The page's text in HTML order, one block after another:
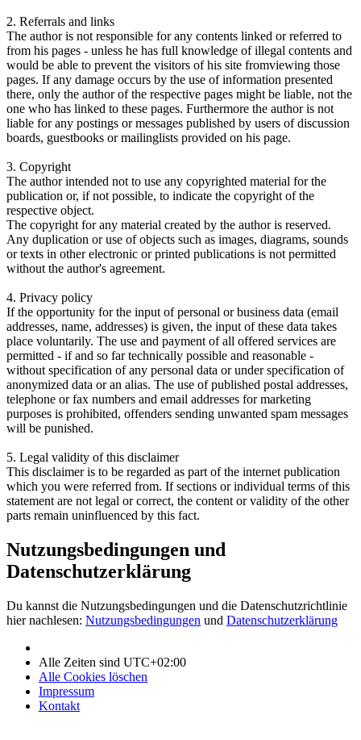
2. Referrals and links
The author is not responsible for any contents linked or referred to
from his pages - unless he has full knowledge of illegal contents and
would be able to prevent the visitors of his site fromviewing those
pages. If any damage occurs by the use of information presented
there, only the author of the respective pages might be liable, not the
one who has linked to these pages. Furthermore the author is not
liable for any postings or messages published by users of discussion
boards, guestbooks or mailinglists provided on his page.
3. Copyright
The author intended not to use any copyrighted material for the
publication or, if not possible, to indicate the copyright of the
respective object.
The copyright for any material created by the author is reserved.
Any duplication or use of objects such as images, diagrams, sounds
or texts in other electronic or printed publications is not permitted
without the author's agreement.
4. Privacy policy
If the opportunity for the input of personal or business data (email
addresses, name, addresses) is given, the input of these data takes
place voluntarily. The use and payment of all offered services are
permitted - if and so far technically possible and reasonable -
without specification of any personal data or under specification of
anonymized data or an alias. The use of published postal addresses,
telephone or fax numbers and email addresses for marketing
purposes is prohibited, offenders sending unwanted spam messages
will be punished.
5. Legal validity of this disclaimer
This disclaimer is to be regarded as part of the internet publication
which you were referred from. If sections or individual terms of this
statement are not legal or correct, the content or validity of the other
parts remain uninfluenced by this fact.
Nutzungsbedingungen und
Datenschutzerklärung
Du kannst die Nutzungsbedingungen und die Datenschutzrichtlinie
hier nachlesen: Nutzungsbedingungen und Datenschutzerklärung
Alle Zeiten sind UTC+02:00
Alle Cookies löschen
Impressum
Kontakt